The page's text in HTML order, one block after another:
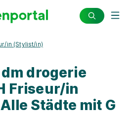
in (Stylist/in)
drogerie
Friseur/in
Städte mit G